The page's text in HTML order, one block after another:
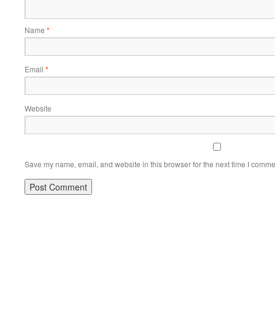
Name *
Email *
Website
Save my name, email, and website in this browser for the next time I